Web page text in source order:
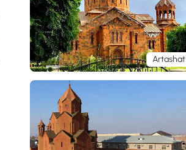
Artashat